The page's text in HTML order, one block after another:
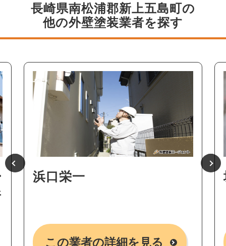
長崎県南松浦郡新上五島町の
他の外壁塗装業者を探す
浜口栄一
この業者の詳細を見る